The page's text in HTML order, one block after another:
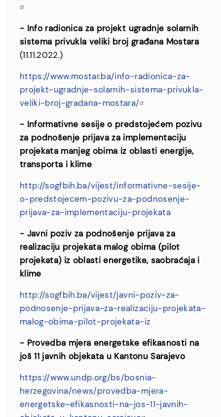
- Info radionica za projekt ugradnje solarnih
sistema privukla veliki broj građana Mostara
(11.11.2022.)
https://www.mostar.ba/info-radionica-za-
projekt-ugradnje-solarnih-sistema-privukla-
veliki-broj-gradana-mostara/
- Informativne sesije o predstojećem pozivu
za podnošenje prijava za implementaciju
projekata manjeg obima iz oblasti energije,
transporta i klime
http://sogfbih.ba/vijest/informativne-sesije-
o-predstojecem-pozivu-za-podnosenje-
prijava-za-implementaciju-projekata
- Javni poziv za podnošenje prijava za
realizaciju projekata malog obima (pilot
projekata) iz oblasti energetike, saobraćaja i
klime
http://sogfbih.ba/vijest/javni-poziv-za-
podnosenje-prijava-za-realizaciju-projekata-
malog-obima-pilot-projekata-iz
- Provedba mjera energetske efikasnosti na
još 11 javnih objekata u Kantonu Sarajevo
https://www.undp.org/bs/bosnia-
herzegovina/news/provedba-mjera-
energetske-efikasnosti-na-jos-11-javnih-